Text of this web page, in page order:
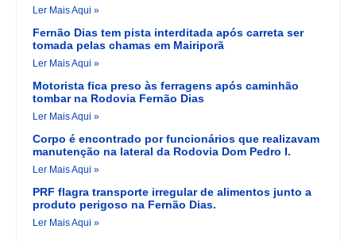
Ler Mais Aqui »
Fernão Dias tem pista interditada após carreta ser
tomada pelas chamas em Mairiporã
Ler Mais Aqui »
Motorista fica preso às ferragens após caminhão
tombar na Rodovia Fernão Dias
Ler Mais Aqui »
Corpo é encontrado por funcionários que realizavam
manutenção na lateral da Rodovia Dom Pedro I.
Ler Mais Aqui »
PRF flagra transporte irregular de alimentos junto a
produto perigoso na Fernão Dias.
Ler Mais Aqui »